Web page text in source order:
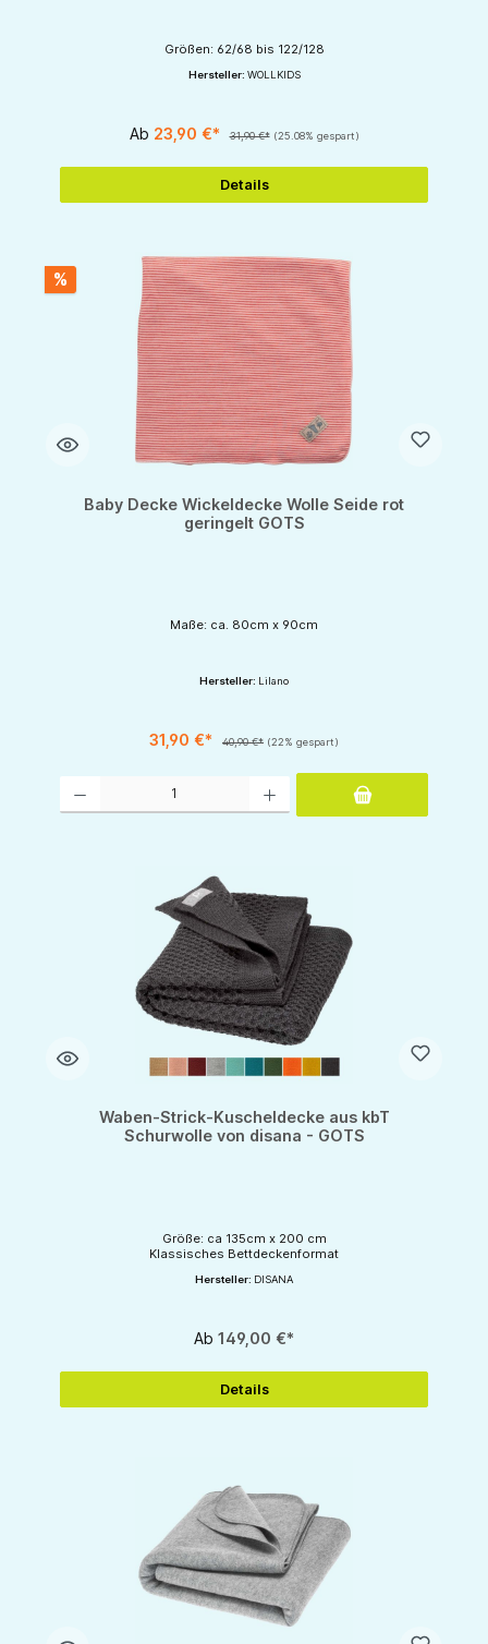
Größen: 62/68 bis 122/128
Hersteller: WOLLKIDS
Ab 23,90 €* 31,90 €* (25.08% gespart)
Details
%
Baby Decke Wickeldecke Wolle Seide rot
geringelt GOTS
Maße: ca. 80cm x 90cm
Hersteller: Lilano
31,90 €* 40,90 €* (22% gespart)
Waben-Strick-Kuscheldecke aus kbT
Schurwolle von disana - GOTS
Größe: ca 135cm x 200 cm
Klassisches Bettdeckenformat
Hersteller: DISANA
Ab 149,00 €*
Details